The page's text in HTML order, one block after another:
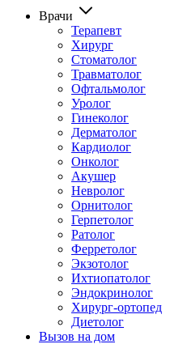
Врачи
Терапевт
Хирург
Стоматолог
Травматолог
Офтальмолог
Уролог
Гинеколог
Дерматолог
Кардиолог
Онколог
Акушер
Невролог
Орнитолог
Герпетолог
Ратолог
Ферретолог
Экзотолог
Ихтиопатолог
Эндокринолог
Хирург-ортопед
Диетолог
Вызов на дом